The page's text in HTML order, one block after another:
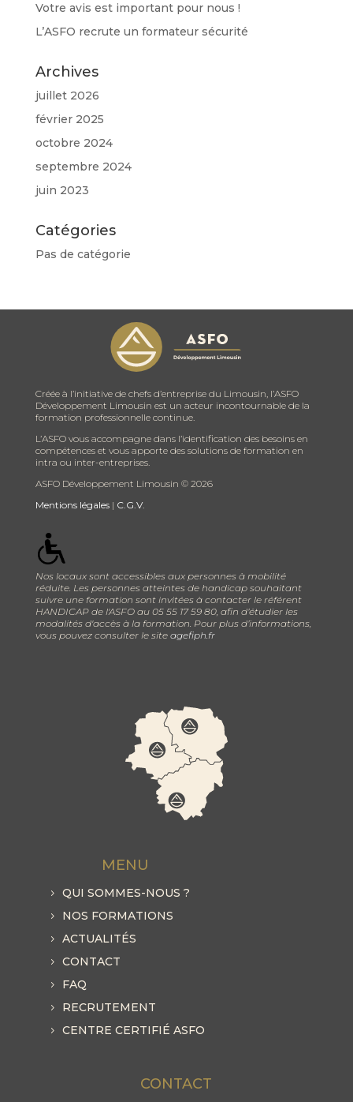
Votre avis est important pour nous !
L’ASFO recrute un formateur sécurité
Archives
juillet 2026
février 2025
octobre 2024
septembre 2024
juin 2023
Catégories
Pas de catégorie
Créée à l’initiative de chefs d’entreprise du Limousin, l’ASFO
Développement Limousin est un acteur incontournable de la
formation professionnelle continue.
L’ASFO vous accompagne dans l’identification des besoins en
compétences et vous apporte des solutions de formation en
intra ou inter-entreprises.
ASFO Développement Limousin © 2026
Mentions légales| C.G.V.
Nos locaux sont accessibles aux personnes à mobilité
réduite. Les personnes atteintes de handicap souhaitant
suivre une formation sont invitées à contacter le référent
HANDICAP de l'ASFO au 05 55 17 59 80, afin d’étudier les
modalités d'accès à la formation. Pour plus d’informations,
vous pouvez consulter le site agefiph.fr
MENU
QUI SOMMES-NOUS ?
NOS FORMATIONS
ACTUALITÉS
CONTACT
FAQ
RECRUTEMENT
CENTRE CERTIFIÉ ASFO
CONTACT